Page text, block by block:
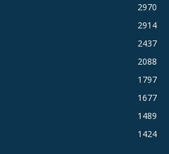
2970
2914
2437
2088
1797
1677
1489
1424